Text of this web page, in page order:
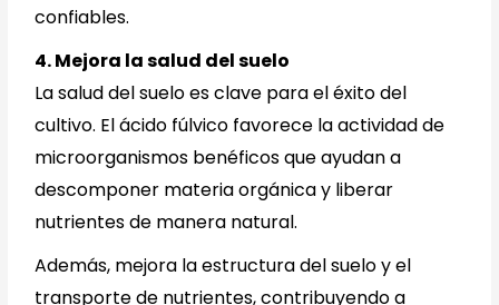
confiables.
4. Mejora la salud del suelo
La salud del suelo es clave para el éxito del
cultivo. El ácido fúlvico favorece la actividad de
microorganismos benéficos que ayudan a
descomponer materia orgánica y liberar
nutrientes de manera natural.
Además, mejora la estructura del suelo y el
transporte de nutrientes, contribuyendo a